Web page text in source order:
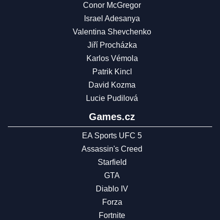
Conor McGregor
Israel Adesanya
Valentina Shevchenko
Jiří Procházka
Karlos Vémola
Patrik Kincl
David Kozma
Lucie Pudilová
Games.cz
EA Sports UFC 5
Assassin's Creed
Starfield
GTA
Diablo IV
Forza
Fortnite